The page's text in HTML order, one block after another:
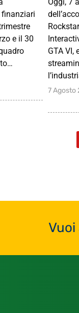
e il 30
GTA VI,
7 Agosto